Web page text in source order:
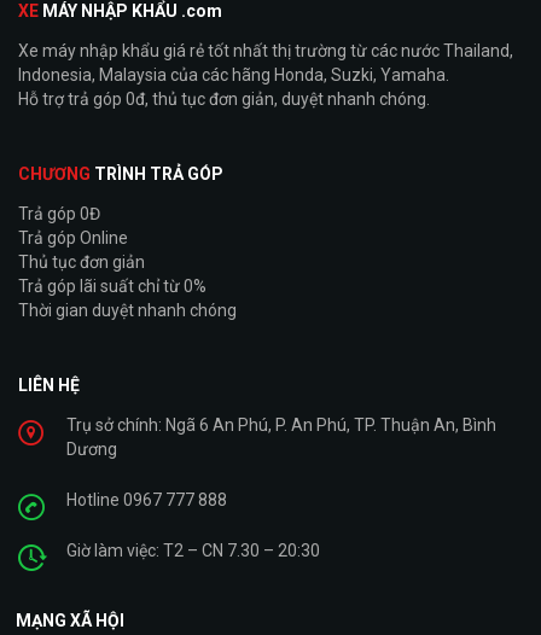
XE MÁY NHẬP KHẨU .com
Xe máy nhập khẩu giá rẻ tốt nhất thị trường từ các nước Thailand,
Indonesia, Malaysia của các hãng Honda, Suzki, Yamaha.
Hỗ trợ trả góp 0đ, thủ tục đơn giản, duyệt nhanh chóng.
CHƯƠNG TRÌNH TRẢ GÓP
Trả góp 0Đ
Trả góp Online
Thủ tục đơn giản
Trả góp lãi suất chỉ từ 0%
Thời gian duyệt nhanh chóng
LIÊN HỆ
Trụ sở chính: Ngã 6 An Phú, P. An Phú, TP. Thuận An, Bình
Dương
Hotline 0967 777 888
Giờ làm việc: T2 – CN 7.30 – 20:30
MẠNG XÃ HỘI